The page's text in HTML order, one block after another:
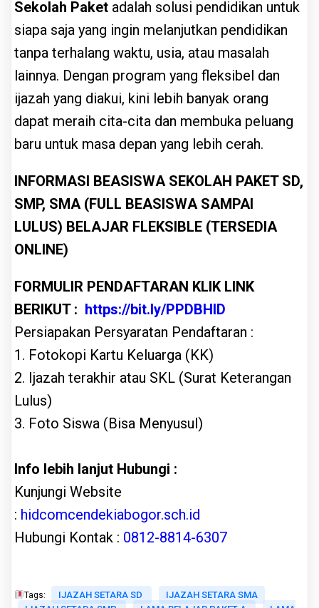
Sekolah Paket adalah solusi pendidikan untuk
siapa saja yang ingin melanjutkan pendidikan
tanpa terhalang waktu, usia, atau masalah
lainnya. Dengan program yang fleksibel dan
ijazah yang diakui, kini lebih banyak orang
dapat meraih cita-cita dan membuka peluang
baru untuk masa depan yang lebih cerah.
INFORMASI BEASISWA SEKOLAH PAKET SD,
SMP, SMA (FULL BEASISWA SAMPAI
LULUS) BELAJAR FLEKSIBLE (TERSEDIA
ONLINE)
FORMULIR PENDAFTARAN KLIK LINK
BERIKUT : https://bit.ly/PPDBHID
Persiapakan Persyaratan Pendaftaran :
1. Fotokopi Kartu Keluarga (KK)
2. Ijazah terakhir atau SKL (Surat Keterangan
Lulus)
3. Foto Siswa (Bisa Menyusul)
Info lebih lanjut Hubungi :
Kunjungi Website
: hidcomcendekiabogor.sch.id
Hubungi Kontak : 0812-8814-6307
Tags: IJAZAH SETARA SD
IJAZAH SETARA SMA